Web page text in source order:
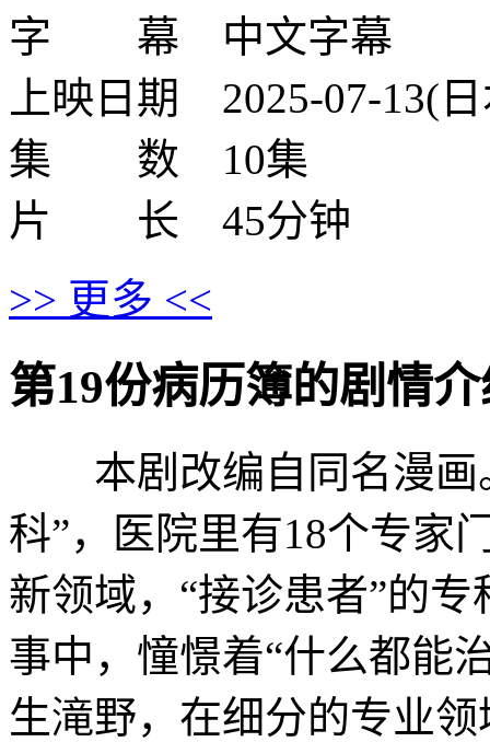
字 幕 中文字幕
上映日期 2025-07-13(
集 数 10集
片 长 45分钟
>> 更多 <<
第19份病历簿的剧情介
本剧改编自同名漫画
科”，医院里有18个专家
新领域，“接诊患者”的
事中，憧憬着“什么都能
生滝野，在细分的专业